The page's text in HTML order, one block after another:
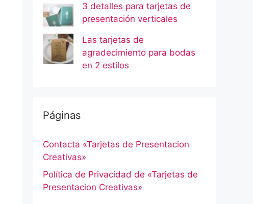
3 detalles para tarjetas de
presentación verticales
Las tarjetas de
agradecimiento para bodas
en 2 estilos
Páginas
Contacta «Tarjetas de Presentacion
Creativas»
Política de Privacidad de «Tarjetas de
Presentacion Creativas»